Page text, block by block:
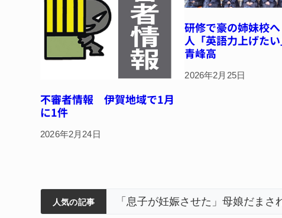
不審者情報 伊賀地域で1月
に1件
2026年2月24日
研修で豪の姉妹校
人「英語力上げた
青峰高
2026年2月25日
人気の記事
ィアで清掃 伊賀
3回目の派遣 「息子が妊娠させた」母娘だま